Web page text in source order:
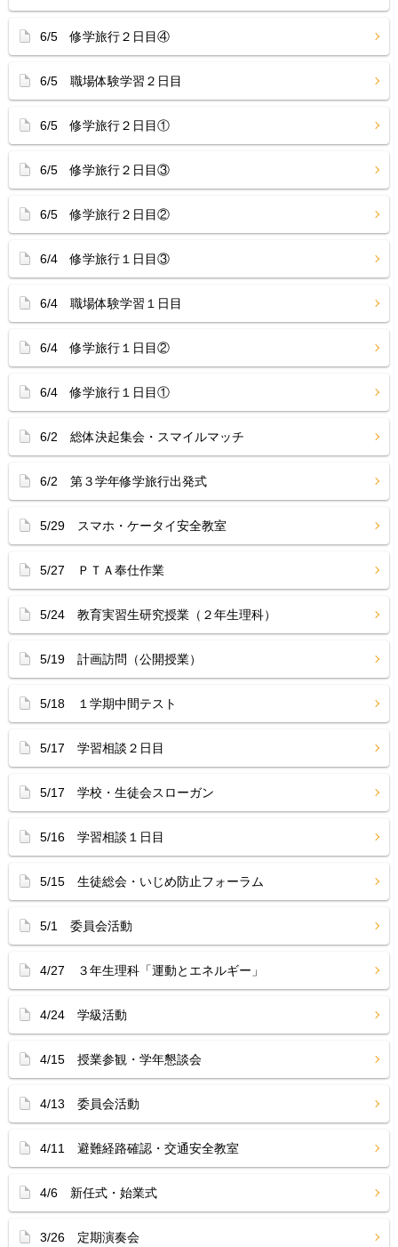
6/5 修学旅行２日目④
6/5 職場体験学習２日目
6/5 修学旅行２日目①
6/5 修学旅行２日目③
6/5 修学旅行２日目②
6/4 修学旅行１日目③
6/4 職場体験学習１日目
6/4 修学旅行１日目②
6/4 修学旅行１日目①
6/2 総体決起集会・スマイルマッチ
6/2 第３学年修学旅行出発式
5/29 スマホ・ケータイ安全教室
5/27 ＰＴＡ奉仕作業
5/24 教育実習生研究授業（２年生理科）
5/19 計画訪問（公開授業）
5/18 １学期中間テスト
5/17 学習相談２日目
5/17 学校・生徒会スローガン
5/16 学習相談１日目
5/15 生徒総会・いじめ防止フォーラム
5/1 委員会活動
4/27 ３年生理科「運動とエネルギー」
4/24 学級活動
4/15 授業参観・学年懇談会
4/13 委員会活動
4/11 避難経路確認・交通安全教室
4/6 新任式・始業式
3/26 定期演奏会